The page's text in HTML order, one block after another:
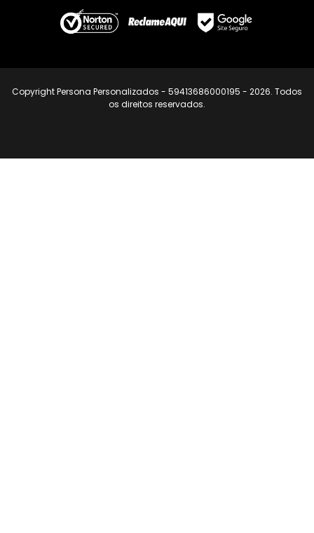
Copyright Persona Personalizados - 59413686000195 - 2026. Todos
os direitos reservados.